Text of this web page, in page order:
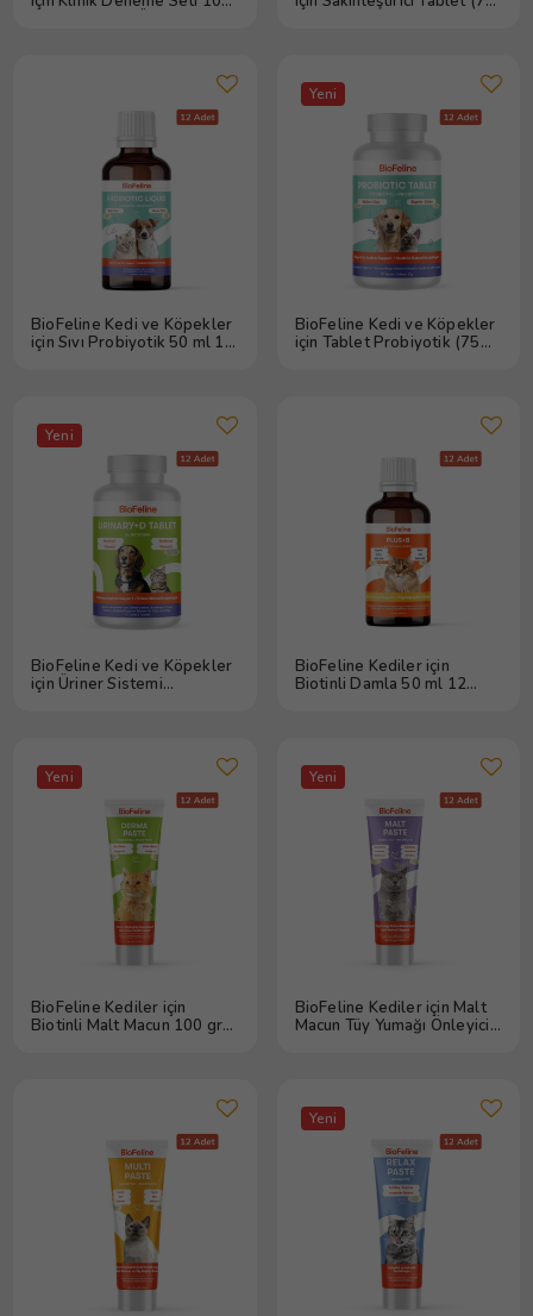
BioFeline Kedi ve Köpekler
için Sıvı Probiyotik 50 ml 12
Yeni
BioFeline Kedi ve Köpekler
için Tablet Probiyotik (75
Yeni
BioFeline Kedi ve Köpekler
için Üriner Sistemi
BioFeline Kediler için
Biotinli Damla 50 ml 12
Yeni
BioFeline Kediler için
Biotinli Malt Macun 100 gr
Yeni
BioFeline Kediler için Malt
Macun Tüy Yumağı Önleyici
Yeni